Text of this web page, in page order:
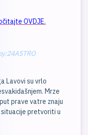
OVDJE.
Lavovi su vrlo
Mrze
prave vatre znaju
pretvoriti u